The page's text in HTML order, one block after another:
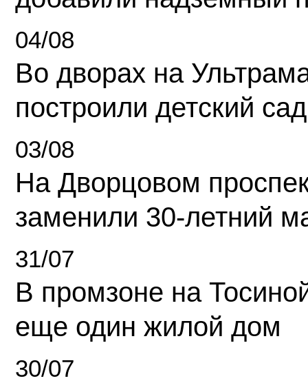
04/08
Во дворах на
построили детский сад
03/08
На Дворцовом
заменили 30-летний
31/07
В промзоне на
еще один жилой дом
30/07